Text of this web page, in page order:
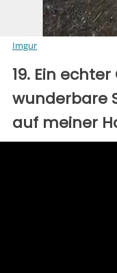
Imgur
19. Ein
wunderbare
auf meiner